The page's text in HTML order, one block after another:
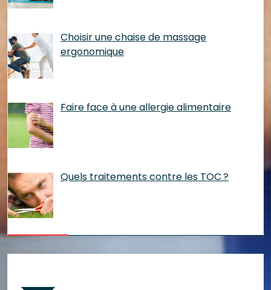
Choisir une chaise de massage
ergonomique
Faire face à une allergie alimentaire
Quels traitements contre les TOC ?